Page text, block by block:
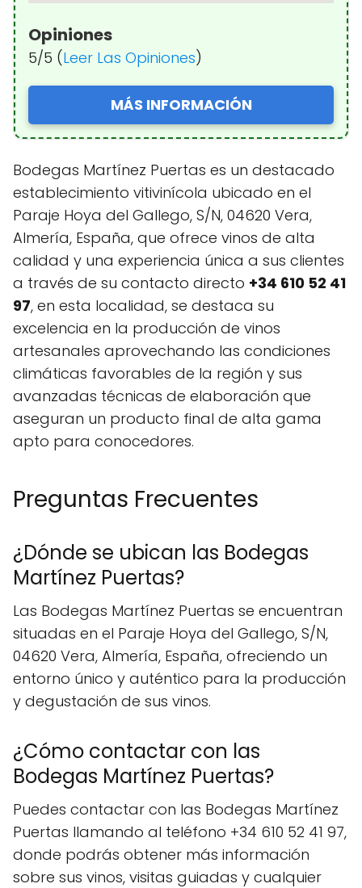
Opiniones
5/5 (Leer Las Opiniones)
MÁS INFORMACIÓN
Bodegas Martínez Puertas es un destacado
establecimiento vitivinícola ubicado en el
Paraje Hoya del Gallego, S/N, 04620 Vera,
Almería, España, que ofrece vinos de alta
calidad y una experiencia única a sus clientes
a través de su contacto directo +34 610 52 41
97, en esta localidad, se destaca su
excelencia en la producción de vinos
artesanales aprovechando las condiciones
climáticas favorables de la región y sus
avanzadas técnicas de elaboración que
aseguran un producto final de alta gama
apto para conocedores.
Preguntas Frecuentes
¿Dónde se ubican las Bodegas
Martínez Puertas?
Las Bodegas Martínez Puertas se encuentran
situadas en el Paraje Hoya del Gallego, S/N,
04620 Vera, Almería, España, ofreciendo un
entorno único y auténtico para la producción
y degustación de sus vinos.
¿Cómo contactar con las
Bodegas Martínez Puertas?
Puedes contactar con las Bodegas Martínez
Puertas llamando al teléfono +34 610 52 41 97,
donde podrás obtener más información
sobre sus vinos, visitas guiadas y cualquier